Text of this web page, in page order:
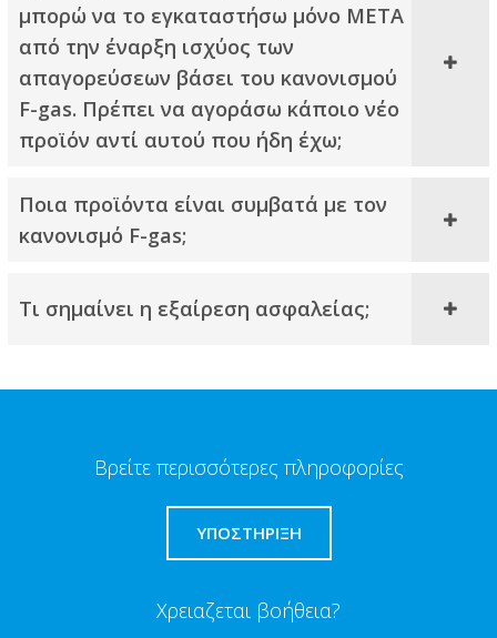
μπορώ να το εγκαταστήσω μόνο ΜΕΤΑ
από την έναρξη ισχύος των
απαγορεύσεων βάσει του κανονισμού
F-gas. Πρέπει να αγοράσω κάποιο νέο
προϊόν αντί αυτού που ήδη έχω;
Ποια προϊόντα είναι συμβατά με τον
κανονισμό F-gas;
Τι σημαίνει η εξαίρεση ασφαλείας;​
Βρείτε περισσότερες πληροφορίες
ΥΠΟΣΤΗΡΙΞΗ
Χρειαζεται βοήθεια?